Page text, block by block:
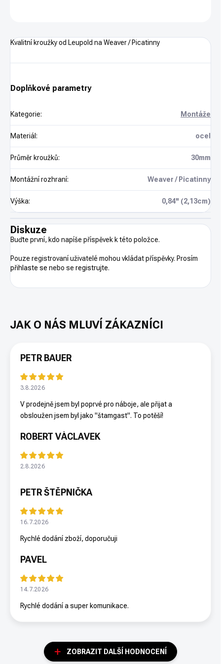
Kvalitní kroužky od Leupold na Weaver / Picatinny
Doplňkové parametry
Kategorie: Montáže
Materiál: ocel
Průměr kroužků: 30mm
Montážní rozhraní: Weaver / Picatinny
Výška: 0,84" (2,13cm)
Diskuze
Buďte první, kdo napíše příspěvek k této položce.
Pouze registrovaní uživatelé mohou vkládat příspěvky. Prosím
přihlaste se nebo se registrujte.
PETR BAUER
3.8.2026
V prodejně jsem byl poprvé pro náboje, ale přijat a
obsloužen jsem byl jako "štamgast". To potěší!
ROBERT VÁCLAVEK
2.8.2026
PETR ŠTĚPNIČKA
16.7.2026
Rychlé dodání zboží, doporučuji
PAVEL
14.7.2026
Rychlé dodání a super komunikace.
ZOBRAZIT DALŠÍ HODNOCENÍ